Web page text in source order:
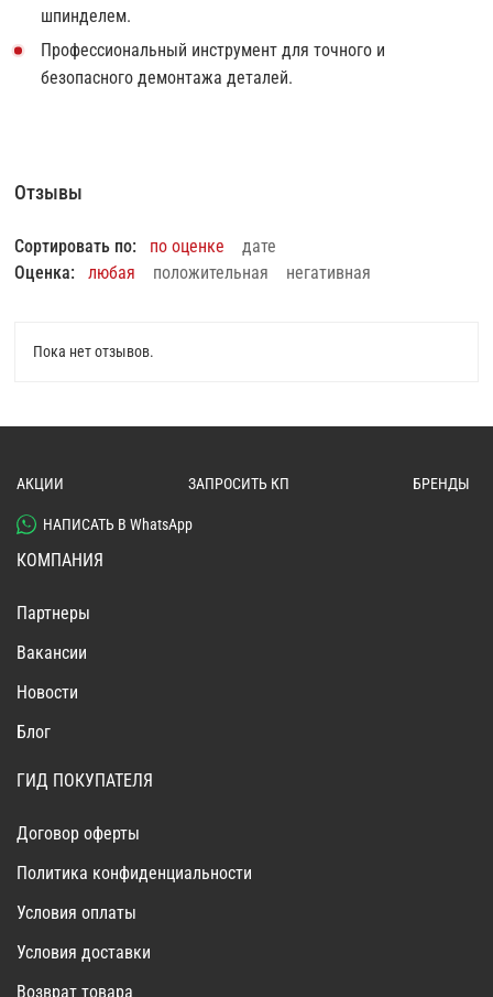
шпинделем.
Профессиональный инструмент для точного и
безопасного демонтажа деталей.
Отзывы
Сортировать по: по оценке
дате
Оценка:
любая положительная негативная
Пока нет отзывов.
АКЦИИ ЗАПРОСИТЬ КП БРЕНДЫ
НАПИСАТЬ В WhatsApp
КОМПАНИЯ
Партнеры
Вакансии
Новости
Блог
ГИД ПОКУПАТЕЛЯ
Договор оферты
Политика конфиденциальности
Условия оплаты
Условия доставки
Возврат товара